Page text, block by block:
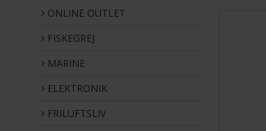
ONLINE OUTLET
FISKEGREJ
MARINE
ELEKTRONIK
FRILUFTSLIV